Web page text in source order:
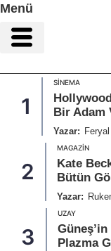
Menü
1
SINEMA
Bir Adam
Yazar:
2
MAGAZIN
Kate
Bütün
Yazar:
3
UZAY
Plazma